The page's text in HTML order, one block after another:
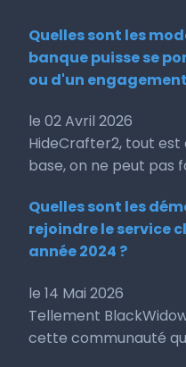
Quelles sont les
banque puisse se
ou d'un
le 02 Avril 2026
HideCrafter2, tout est
base, on ne peut pas
Quelles sont les
rejoindre le service
année 2024 ?
le 14 Mai 2026
Tellement
cette communauté